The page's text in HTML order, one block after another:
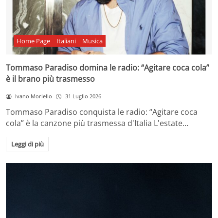
Home Page Italiani Musica
Tommaso Paradiso domina le radio: “Agitare coca cola”
è il brano più trasmesso
Ivano Moriello 31 Luglio 2026
Tommaso Paradiso conquista le radio: “Agitare coca
cola” è la canzone più trasmessa d'Italia L'estate…
Leggi di più